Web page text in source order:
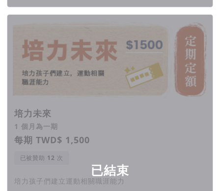
／
勸募字號：衛部救字第1101363148號
勸募期間：110年9月9日至111年9月8日
已結束
培力未來
1 個月為一期
每期 TWD$ 1,500
已被贊助 次
培力孩子們建立運動相關職涯能力